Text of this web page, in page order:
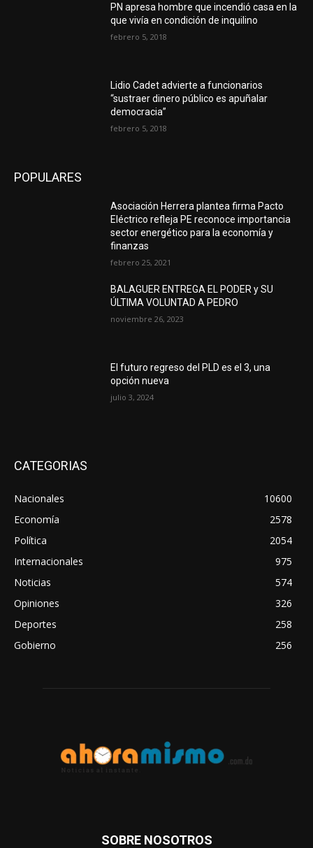
PN apresa hombre que incendió casa en la
que vivía en condición de inquilino
febrero 5, 2018
Lidio Cadet advierte a funcionarios
“sustraer dinero público es apuñalar
democracia”
febrero 5, 2018
POPULARES
Asociación Herrera plantea firma Pacto
Eléctrico refleja PE reconoce importancia
sector energético para la economía y
finanzas
febrero 25, 2021
BALAGUER ENTREGA EL PODER y SU
ÚLTIMA VOLUNTAD A PEDRO
noviembre 26, 2023
El futuro regreso del PLD es el 3, una
opción nueva
julio 3, 2024
CATEGORIAS
Nacionales
10600
Economía
2578
Política
2054
Internacionales
975
Noticias
574
Opiniones
326
Deportes
258
Gobierno
256
SOBRE NOSOTROS